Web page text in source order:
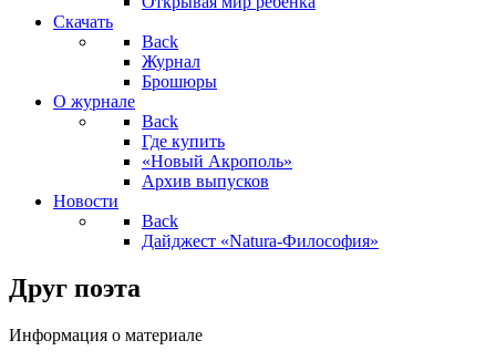
Скачать
Back
Журнал
Брошюры
О журнале
Back
Где купить
«Новый Акрополь»
Архив выпусков
Новости
Back
Дайджест «Natura-Философия»
Друг поэта
Информация о материале